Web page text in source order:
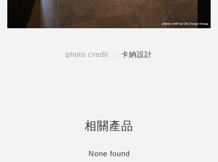
photo credit ： 卡納設計
相關產品
None found